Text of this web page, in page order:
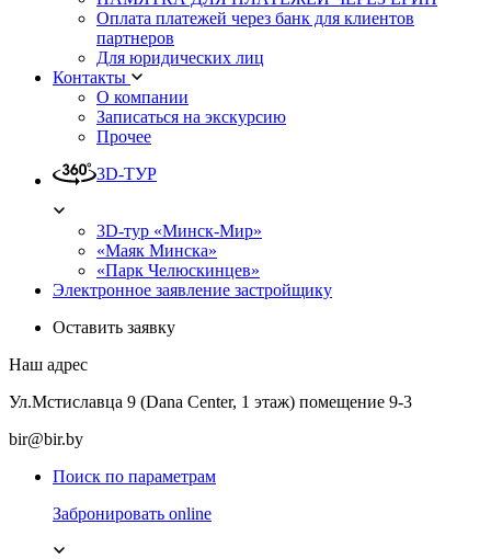
Оплата платежей через банк для клиентов
партнеров
Для юридических лиц
Контакты
О компании
Записаться на экскурсию
Прочее
3D-ТУР
3D-тур «Минск-Мир»
«Маяк Минска»
«Парк Челюскинцев»
Электронное заявление застройщику
Оставить заявку
Наш адрес
Ул.Мстиславца 9 (Dana Center, 1 этаж) помещение 9-3
bir@bir.by
Поиск по параметрам
Забронировать online